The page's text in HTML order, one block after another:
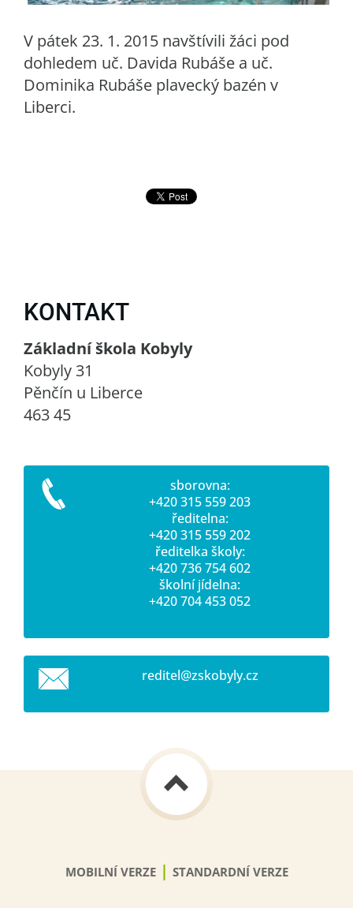
V pátek 23. 1. 2015 navštívili žáci pod
dohledem uč. Davida Rubáše a uč.
Dominika Rubáše plavecký bazén v
Liberci.
KONTAKT
Základní škola Kobyly
Kobyly 31
Pěnčín u Liberce
463 45
sborovna:
+420 315 559 203
ředitelna:
+420 315 559 202
ředitelka školy:
+420 736 754 602
školní jídelna:
+420 704 453 052
reditel@zskobyly.cz
MOBILNÍ VERZE | STANDARDNÍ VERZE